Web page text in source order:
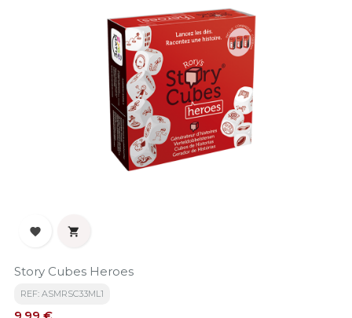
 
Story Cubes Heroes
REF: ASMRSC33ML1
Precio